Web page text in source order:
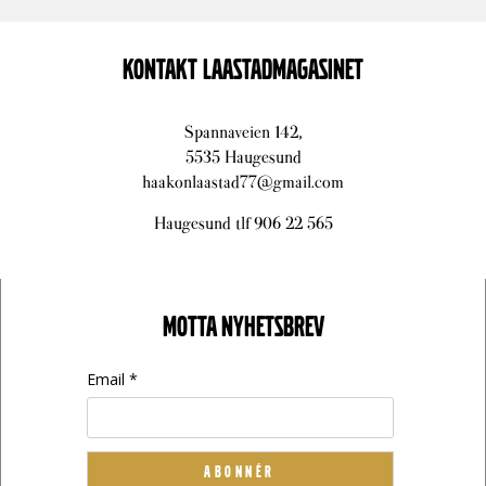
KONTAKT LAASTADMAGASINET
Spannaveien 142,
5535 Haugesund
haakonlaastad77@gmail.com
Haugesund tlf 906 22 565
MOTTA NYHETSBREV
Email *